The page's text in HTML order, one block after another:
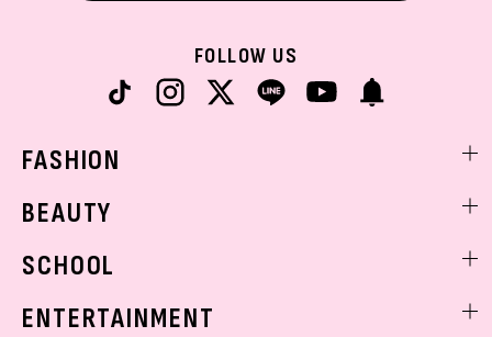
FOLLOW US
FASHION
着回し
BEAUTY
ベストコスメ
SCHOOL
ENTERTAINMENT